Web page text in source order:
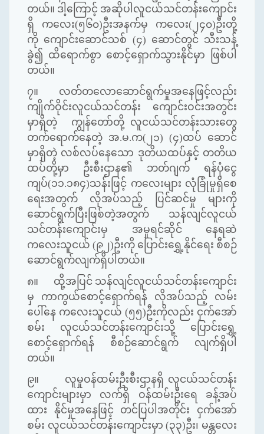
တယ်။ ဒါ့ကြောင့် အဆိုပါလူငယ်သင်တန်းကျောင်း
ရှိ ကလေး(၅၆၀)ဦးအနက်မှ ကလေး(၂၄၀)ဦးတို့
ကို ကျောင်းဆောင်သစ် (၄) ဆောင်တွင် သီးသန့်
ခွဲ၍ ထိရောက်စွာ စောင့်ရှောက်သွားနိုင်မှာ ဖြစ်ပါ
တယ်။
၇။
လတ်တလောဆောင်ရွက်မှုအနေဖြင့်လည်း
ကျိုက်ဝိုင်းလူငယ်သင်တန်း ကျောင်းဝင်းအတွင်း
မှာရှိတဲ့ ကျွန်တော်တို့ လူငယ်သင်တန်းသားတွေ
တက်ရောက်နေတဲ့ အ.မ.က( ၂၁) (၄)ထပ် ဆောင်
မှာရှိတဲ့ လစ်လပ်နေသော ဒုတိယထပ်နှင့် တတိယ
ထပ်တို့မှာ ဦးစီးဌာန၏ ဘတ်ဂျက် ရန်ပုံငွေ
ကျပ်(၁၁.၁၈၄)သန်းဖြင့် ကလေးများ လုံခြုံမှုရှိစေ
ရေးအတွက် လိုအပ်သည့် ပြင်ဆင်မှု များကို
ဆောင်ရွက်ပြီးဖြစ်တဲ့အတွက် သန်လျင်လူငယ်
သင်တန်းကျောင်းမှ အမှုရင်ဆိုင် နေရဆဲ
ကလေးသူငယ် (၉၂)ဦးကို ပြောင်းရွှေ့နိုင်ရေး စီစဉ်
ဆောင်ရွက်လျက်ရှိပါတယ်။
၈။
ထို့အပြင် သန်လျင်လူငယ်သင်တန်းကျောင်း
မှ ကာကွယ်စောင့်ရှောက်ရန် လိုအပ်သည့် လမ်း
ပေါ်နေ ကလေးသူငယ် (၅၅)ဦးကိုလည်း ငှက်အော်
စမ်း လူငယ်သင်တန်းကျောင်းသို့ ပြောင်းရွှေ့
စောင့်ရှောက်ရန် စီစဉ်ဆောင်ရွက် လျက်ရှိပါ
တယ်။
၉။
လူမှုဝန်ထမ်းဦးစီးဌာနရှိ လူငယ်သင်တန်း
ကျောင်းများမှာ လက်ရှိ ဝန်ထမ်းဦးရေ ခန့်အပ်
ထား နိုင်မှုအနေဖြင့် တင်ပြပါအတိုင်း ငှက်အော်
စမ်း လူငယ်သင်တန်းကျောင်းမှာ (၃၃)ဦး၊ မန္တလေး